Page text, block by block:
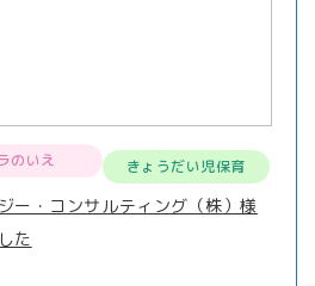
のいえ きょうだい児保育
ー・コンサルティング（株）様
た